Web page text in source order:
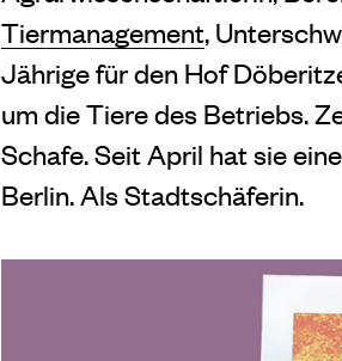
Tiermanagement,
Jährige für den Hof
um die Tiere des Betriebs.
Schafe. Seit April hat sie
Berlin. Als Stadtschäferin.